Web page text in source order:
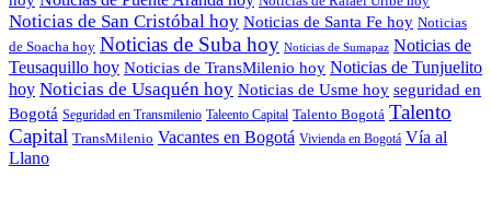
Noticias de San Cristóbal hoy Noticias de Santa Fe hoy Noticias
de Soacha hoy Noticias de Suba hoy Noticias de Sumapaz Noticias de
Teusaquillo hoy Noticias de TransMilenio hoy Noticias de Tunjuelito
hoy Noticias de Usaquén hoy Noticias de Usme hoy seguridad en
Bogotá Seguridad en Transmilenio Taleento Capital Talento Bogotá Talento
Capital TransMilenio Vacantes en Bogotá Vivienda en Bogotá Vía al
Llano